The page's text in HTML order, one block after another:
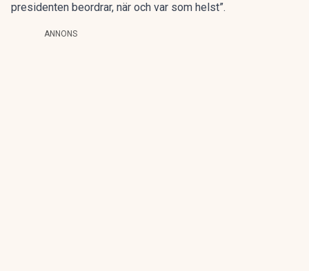
presidenten beordrar, när och var som helst”.
ANNONS